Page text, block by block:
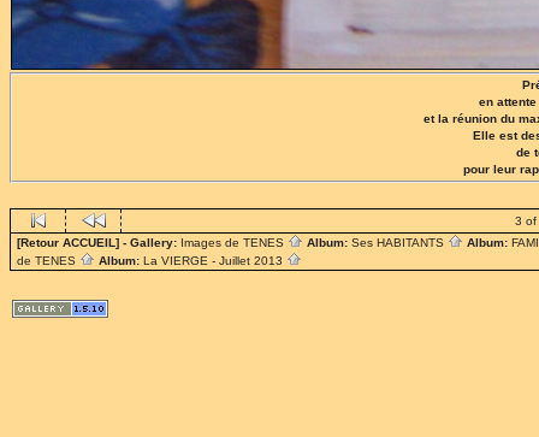
en
et la réunion du
Elle est
de
pour leur
3 of
[Retour ACCUEIL] - Gallery: Images de TENES Album: Ses HABITANTS Album:
de TENES
Album: La VIERGE - Juillet 2013